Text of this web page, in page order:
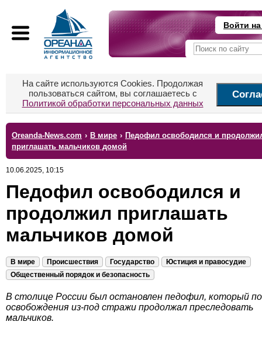
Войти
На сайте используются Cookies. Продолжая
пользоваться сайтом, вы соглашаетесь с
Политикой обработки персональных данных
Oreanda-News.com › В мире › Педофил освободился и
приглашать мальчиков домой
10.06.2025, 10:15
Педофил освободился и
продолжил приглашать
мальчиков домой
В мире Происшествия Государство
Юстиция и правосудие
Общественный порядок и безопасность
В столице России был остановлен педофил, который
освобождения из-под стражи продолжал преследовать
мальчиков.